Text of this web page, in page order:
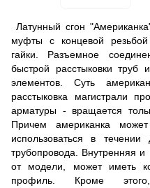
Латунный сгон
муфты с концевой
гайки. Разъемное
быстрой расстыковки труб
элементов. Суть
расстыковка магистрали
арматуры - вращается
Причем американка
использоваться в течении
трубопровода. Внутренняя и
от модели, может иметь
профиль. Кроме